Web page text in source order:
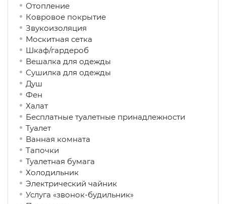
Отопление
Ковровое покрытие
Звукоизоляция
Москитная сетка
Шкаф/гардероб
Вешалка для одежды
Сушилка для одежды
Душ
Фен
Халат
Бесплатные туалетные принадлежности
Туалет
Ванная комната
Тапочки
Туалетная бумага
Холодильник
Электрический чайник
Услуга «звонок-будильник»